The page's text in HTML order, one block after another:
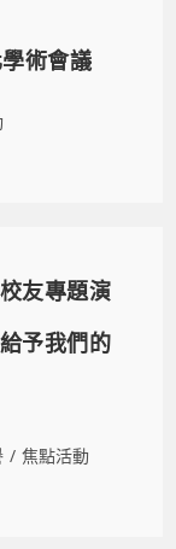
術會議
友專題演
予我們的
/ 焦點活動